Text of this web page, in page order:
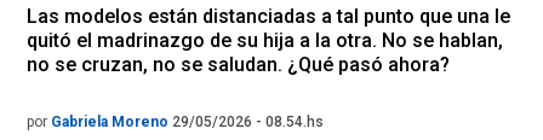
Las modelos están distanciadas a tal punto que una le
quitó el madrinazgo de su hija a la otra. No se hablan,
no se cruzan, no se saludan. ¿Qué pasó ahora?
por Gabriela Moreno 29/05/2026 - 08.54.hs